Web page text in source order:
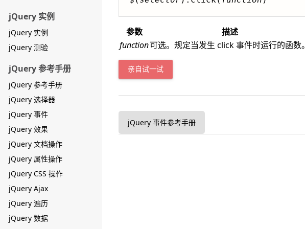
jQuery 实例
jQuery 实例
jQuery 测验
jQuery 参考手册
jQuery 参考手册
jQuery 选择器
jQuery 事件
jQuery 效果
jQuery 文档操作
jQuery 属性操作
jQuery CSS 操作
jQuery Ajax
jQuery 遍历
jQuery 数据
参数
描述
function可选。规定当发生 click 事件时运行的函数。
亲自试一试
jQuery 事件参考手册